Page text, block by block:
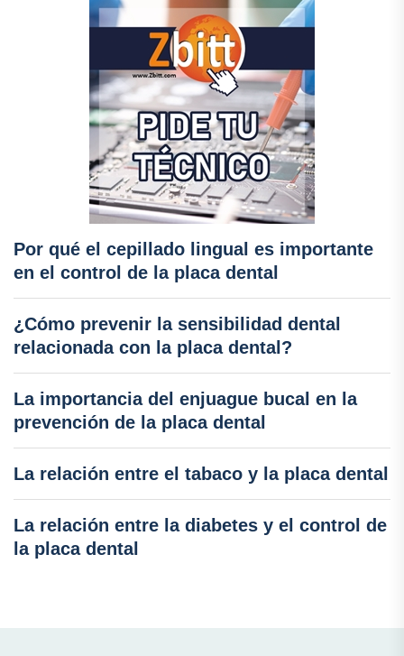
Por qué el cepillado lingual es importante
en el control de la placa dental
¿Cómo prevenir la sensibilidad dental
relacionada con la placa dental?
La importancia del enjuague bucal en la
prevención de la placa dental
La relación entre el tabaco y la placa dental
La relación entre la diabetes y el control de
la placa dental